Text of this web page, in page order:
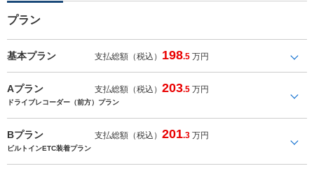
プラン
基本プラン 支払総額（税込） 198.5 万円
Aプラン 支払総額（税込）203.5 万円
ドライブレコーダー（前方）プラン
Bプラン 支払総額（税込）201.3 万円
ビルトインETC装着プラン